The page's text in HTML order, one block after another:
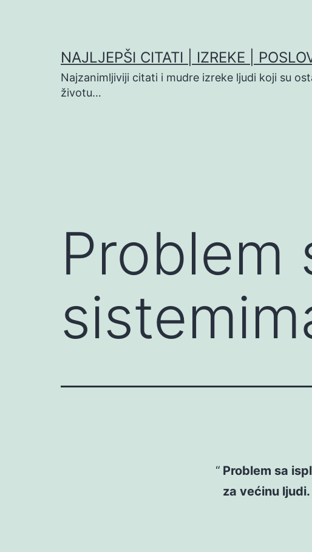
NAJLJEPŠI CITATI | IZREKE |
Najzanimljiviji citati i mudre izreke ljudi koji su
životu…
Problem
Problem sa
za većinu ljudi.